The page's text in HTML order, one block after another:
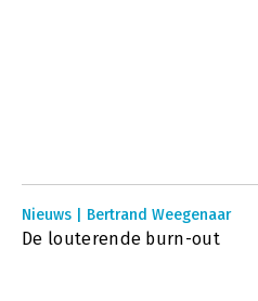
Nieuws | Bertrand Weegenaar
De louterende burn-out